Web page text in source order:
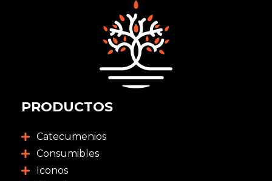
PRODUCTOS
Catecumenios
Consumibles
Iconos